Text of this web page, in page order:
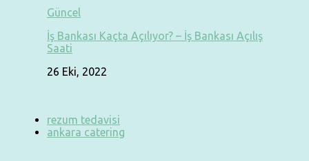
Güncel
İş Bankası Kaçta Açılıyor? – İş Bankası Açılış
Saati
26 Eki, 2022
rezum tedavisi
ankara catering